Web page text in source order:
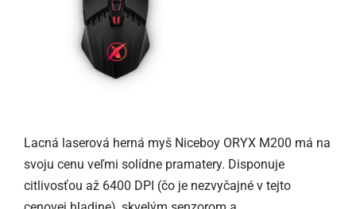
Lacná laserová herná myš Niceboy ORYX M200 má na
svoju cenu veľmi solídne pramatery. Disponuje
citlivosťou až 6400 DPI (čo je nezvyčajné v tejto